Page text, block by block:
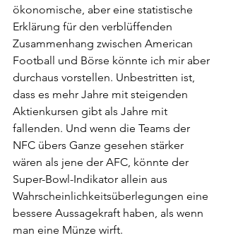
ökonomische, aber eine statistische
Erklärung für den verblüffenden
Zusammenhang zwischen American
Football und Börse könnte ich mir aber
durchaus vorstellen. Unbestritten ist,
dass es mehr Jahre mit steigenden
Aktienkursen gibt als Jahre mit
fallenden. Und wenn die Teams der
NFC übers Ganze gesehen stärker
wären als jene der AFC, könnte der
Super-Bowl-Indikator allein aus
Wahrscheinlichkeitsüberlegungen eine
bessere Aussagekraft haben, als wenn
man eine Münze wirft.